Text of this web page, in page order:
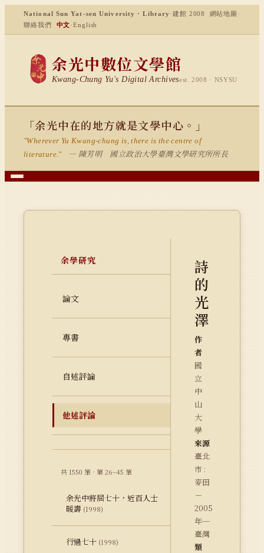
National Sun Yat-sen University · Library ·建館 2008 網站地圖 ·
聯絡我們
中文·English
余光中數位文學館
Kwang-Chung Yu's Digital Archivesest. 2008 · NSYSU
「余光中在的地方就是文學中心。」
"Wherever Yu Kwang-chung is, there is the centre of
literature."
— 陳芳明 國立政治大學臺灣文學研究所所長
余學研究
論文
專書
自述評論
他述評論
共 1550 筆 · 第 26–45 筆
余光中將屆七十，近百人士
暖壽 (1998)
行過七十 (1998)
詩
的
光
澤
作
者
國
立
中
山
大
學
來源
臺北
市 :
麥田
－
2005
年─
臺灣
類